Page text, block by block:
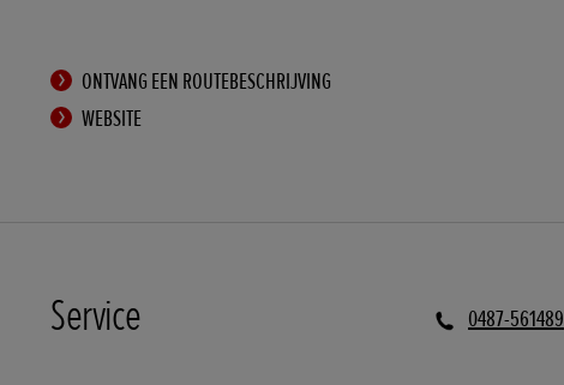
ONTVANG EEN ROUTEBESCHRIJVING
WEBSITE
Service 0487-561489